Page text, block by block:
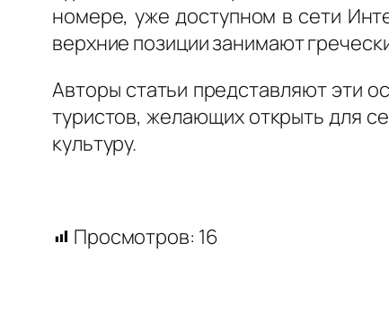
номере, уже доступном в сети
верхние позиции занимают
Авторы статьи представляют эти
туристов, желающих открыть для
культуру.
Просмотров: 16